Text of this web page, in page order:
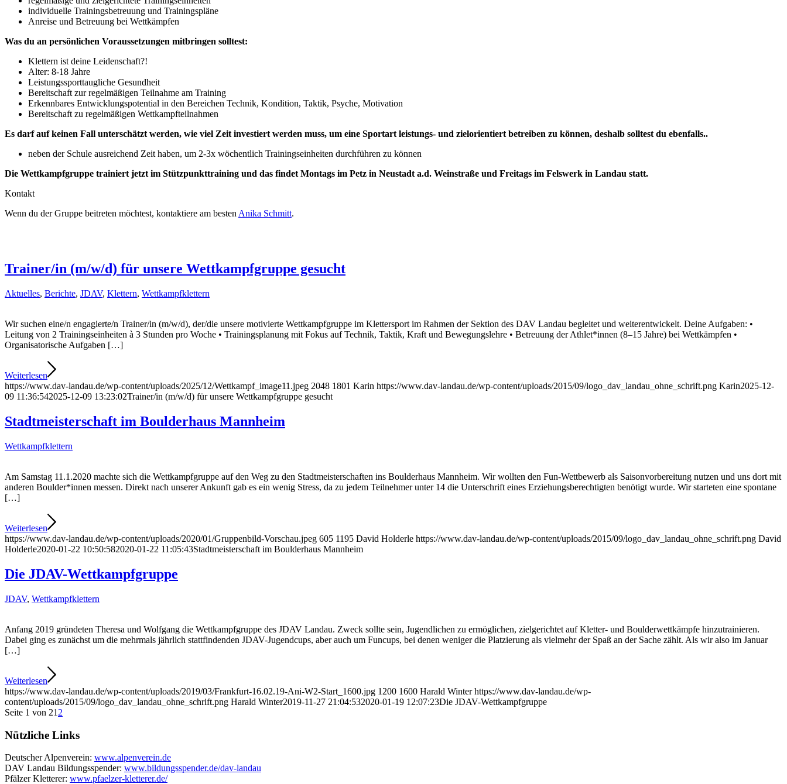
individuelle Trainingsbetreuung und Trainingspläne
Anreise und Betreuung bei Wettkämpfen
Was du an persönlichen Voraussetzungen mitbringen solltest:
Klettern ist deine Leidenschaft?!
Alter: 8-18 Jahre
Leistungssporttaugliche Gesundheit
Bereitschaft zur regelmäßigen Teilnahme am Training
Erkennbares Entwicklungspotential in den Bereichen Technik, Kondition, Taktik, Psyche, Motivation
Bereitschaft zu regelmäßigen Wettkampfteilnahmen
Es darf auf keinen Fall unterschätzt werden, wie viel Zeit investiert werden muss, um eine Sportart leistungs- und zielorientiert betreiben zu können, deshalb solltest du ebenfalls..
neben der Schule ausreichend Zeit haben, um 2-3x wöchentlich Trainingseinheiten durchführen zu können
Die Wettkampfgruppe trainiert jetzt im Stützpunkttraining und das findet Montags im Petz in Neustadt a.d. Weinstraße und Freitags im Felswerk in Landau statt.
Kontakt
Wenn du der Gruppe beitreten möchtest, kontaktiere am bestenAnika Schmitt.
Trainer/in (m/w/d) für unsere Wettkampfgruppe gesucht
Aktuelles, Berichte, JDAV, Klettern, Wettkampfklettern
Wir suchen eine/n engagierte/n Trainer/in (m/w/d), der/die unsere motivierte Wettkampfgruppe im Klettersport im Rahmen der Sektion des DAV Landau begleitet und weiterentwickelt. Deine Aufgaben: •
Leitung von 2 Trainingseinheiten à 3 Stunden pro Woche • Trainingsplanung mit Fokus auf Technik, Taktik, Kraft und Bewegungslehre • Betreuung der Athlet*innen (8–15 Jahre) bei Wettkämpfen •
Organisatorische Aufgaben […]
Weiterlesen
https://www.dav-landau.de/wp-content/uploads/2025/12/Wettkampf_image11.jpeg 2048 1801 Karin https://www.dav-landau.de/wp-content/uploads/2015/09/logo_dav_landau_ohne_schrift.png Karin2025-12-
09 11:36:542025-12-09 13:23:02Trainer/in (m/w/d) für unsere Wettkampfgruppe gesucht
Stadtmeisterschaft im Boulderhaus Mannheim
Wettkampfklettern
Am Samstag 11.1.2020 machte sich die Wettkampfgruppe auf den Weg zu den Stadtmeisterschaften ins Boulderhaus Mannheim. Wir wollten den Fun-Wettbewerb als Saisonvorbereitung nutzen und uns dort mit
anderen Boulder*innen messen. Direkt nach unserer Ankunft gab es ein wenig Stress, da zu jedem Teilnehmer unter 14 die Unterschrift eines Erziehungsberechtigten benötigt wurde. Wir starteten eine spontane
[…]
Weiterlesen
https://www.dav-landau.de/wp-content/uploads/2020/01/Gruppenbild-Vorschau.jpeg 605 1195 David Holderle https://www.dav-landau.de/wp-content/uploads/2015/09/logo_dav_landau_ohne_schrift.png David
Holderle2020-01-22 10:50:582020-01-22 11:05:43Stadtmeisterschaft im Boulderhaus Mannheim
Die JDAV-Wettkampfgruppe
JDAV, Wettkampfklettern
Anfang 2019 gründeten Theresa und Wolfgang die Wettkampfgruppe des JDAV Landau. Zweck sollte sein, Jugendlichen zu ermöglichen, zielgerichtet auf Kletter- und Boulderwettkämpfe hinzutrainieren.
Dabei ging es zunächst um die mehrmals jährlich stattfindenden JDAV-Jugendcups, aber auch um Funcups, bei denen weniger die Platzierung als vielmehr der Spaß an der Sache zählt. Als wir also im Januar
[…]
Weiterlesen
https://www.dav-landau.de/wp-content/uploads/2019/03/Frankfurt-16.02.19-Ani-W2-Start_1600.jpg 1200 1600 Harald Winter https://www.dav-landau.de/wp-
content/uploads/2015/09/logo_dav_landau_ohne_schrift.png Harald Winter2019-11-27 21:04:532020-01-19 12:07:23Die JDAV-Wettkampfgruppe
Seite 1 von 21 2
Nützliche Links
Deutscher Alpenverein: www.alpenverein.de
DAV Landau Bildungsspender: www.bildungsspender.de/dav-landau
Pfälzer Kletterer: www.pfaelzer-kletterer.de/